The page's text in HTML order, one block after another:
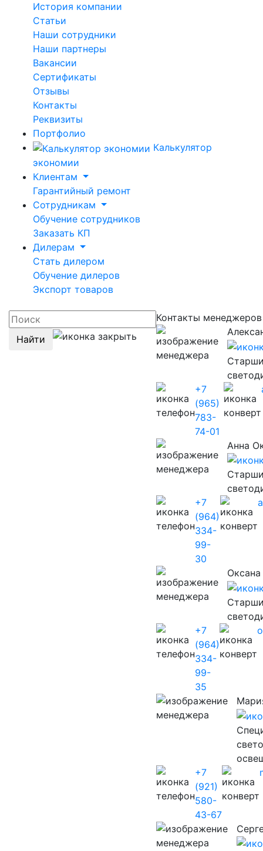
История компании
Статьи
Наши сотрудники
Наши партнеры
Вакансии
Сертификаты
Отзывы
Контакты
Реквизиты
Портфолио
Калькулятор
экономии
Клиентам
Гарантийный ремонт
Сотрудникам
Обучение сотрудников
Заказать КП
Дилерам
Стать дилером
Обучение дилеров
Экспорт товаров
Найти
Контакты менеджеров
+7
(965)
783-
74-01
Анна
+7
(964)
334-
99-
30
+7
(964)
334-
99-
35
+7
(921)
580-
43-67